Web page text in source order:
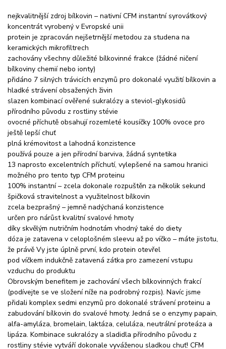
nejkvalitnější zdroj bílkovin – nativní CFM instantní syrovátkový
koncentrát vyrobený v Evropské unii
protein je zpracován nejšetrnější metodou za studena na
keramických mikrofiltrech
zachovány všechny důležité bílkovinné frakce (žádné ničení
bílkoviny chemií nebo ionty)
přidáno 7 silných trávicích enzymů pro dokonalé využití bílkovin a
hladké strávení obsažených živin
slazen kombinací ověřené sukralózy a steviol-glykosidů
přírodního původu z rostliny stévie
ovocné příchutě obsahují rozemleté kousíčky 100% ovoce pro
ještě lepší chuť
plná krémovitost a lahodná konzistence
používá pouze a jen přírodní barviva, žádná syntetika
13 naprosto excelentních příchutí, vylepšené na samou hranici
možného pro tento typ CFM proteinu
100% instantní – zcela dokonale rozpuštěn za několik sekund
špičková stravitelnost a využitelnost bílkovin
zcela bezprašný – jemně nadýchaná konzistence
určen pro nárůst kvalitní svalové hmoty
díky skvělým nutričním hodnotám vhodný také do diety
dóza je zatavena v celoplošném sleevu až po víčko – máte jistotu,
že právě Vy jste úplně první, kdo protein otevřel
pod víčkem indukčně zatavená zátka pro zamezení vstupu
vzduchu do produktu
Obrovským benefitem je zachování všech bílkovinných frakcí
(podívejte se ve složení níže na podrobný rozpis). Navíc jsme
přidali komplex sedmi enzymů pro dokonalé strávení proteinu a
zabudování bílkovin do svalové hmoty. Jedná se o enzymy papain,
alfa-amyláza, bromelain, laktáza, celuláza, neutrální proteáza a
lipáza. Kombinace sukralózy a sladidla přírodního původu z
rostliny stévie vytváří dokonale vyváženou sladkou chuť! CFM